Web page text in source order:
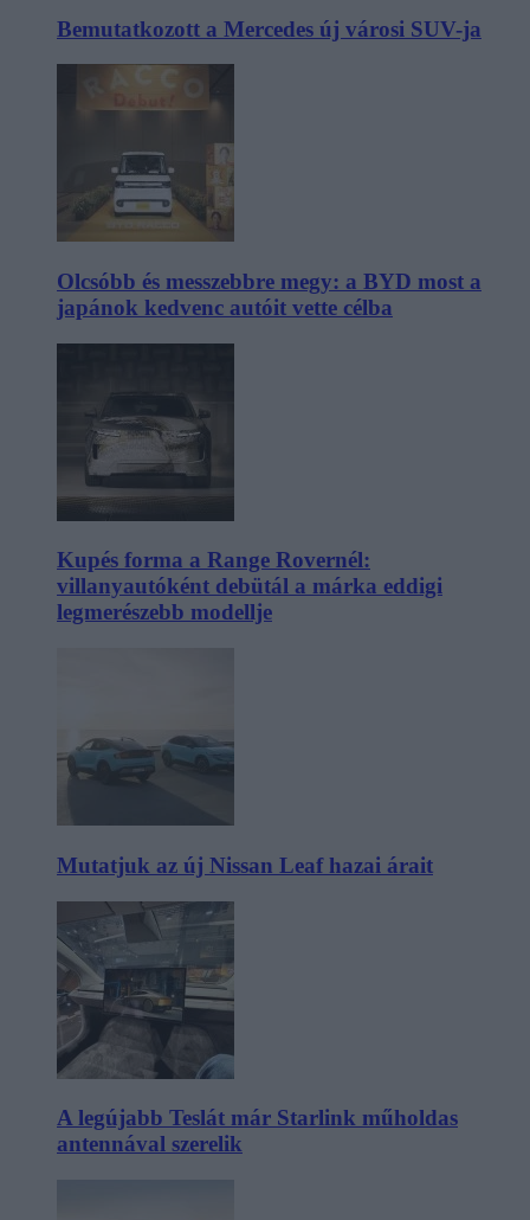
Bemutatkozott a Mercedes új városi SUV-ja
Olcsóbb és messzebbre megy: a BYD most a
japánok kedvenc autóit vette célba
Kupés forma a Range Rovernél:
villanyautóként debütál a márka eddigi
legmerészebb modellje
Mutatjuk az új Nissan Leaf hazai árait
A legújabb Teslát már Starlink műholdas
antennával szerelik